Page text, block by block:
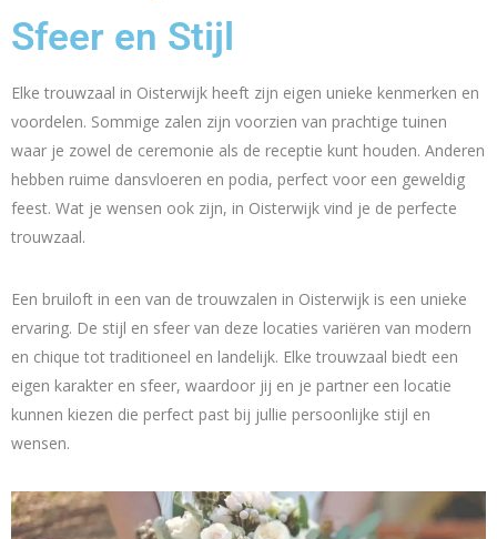
Sfeer en Stijl
Elke trouwzaal in Oisterwijk heeft zijn eigen unieke kenmerken en
voordelen. Sommige zalen zijn voorzien van prachtige tuinen
waar je zowel de ceremonie als de receptie kunt houden. Anderen
hebben ruime dansvloeren en podia, perfect voor een geweldig
feest. Wat je wensen ook zijn, in Oisterwijk vind je de perfecte
trouwzaal.
Een bruiloft in een van de trouwzalen in Oisterwijk is een unieke
ervaring. De stijl en sfeer van deze locaties variëren van modern
en chique tot traditioneel en landelijk. Elke trouwzaal biedt een
eigen karakter en sfeer, waardoor jij en je partner een locatie
kunnen kiezen die perfect past bij jullie persoonlijke stijl en
wensen.